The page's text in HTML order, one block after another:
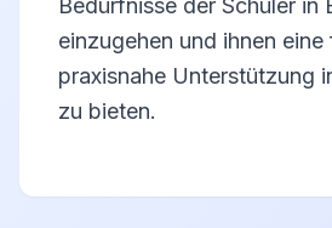
Bedürfnisse der Schüler in
einzugehen und ihnen
praxisnahe Unterstützung
zu bieten.